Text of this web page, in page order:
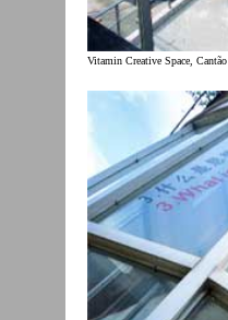
Vitamin Creative Space, Cantão